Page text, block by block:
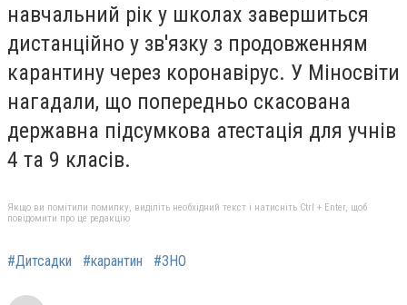
навчальний рік у школах завершиться
дистанційно у зв'язку з продовженням
карантину через коронавірус. У Міносвіти
нагадали, що попередньо скасована
державна підсумкова атестація для учнів
4 та 9 класів.
Якщо ви помітили помилку, виділіть необхідний текст і натисніть Ctrl + Enter, щоб
повідомити про це редакцію
#Дитсадки #карантин #ЗНО